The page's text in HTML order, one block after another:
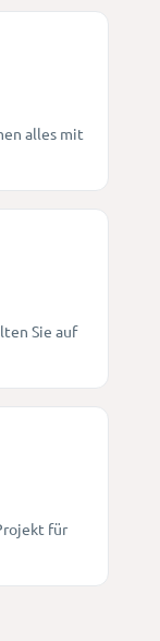
alles mit
Sie auf
für